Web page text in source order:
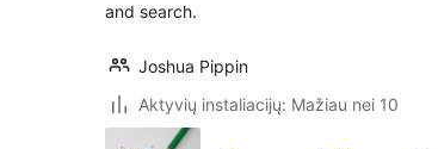
and search.
Joshua Pippin
Aktyvių instaliacijų: Mažiau nei 10